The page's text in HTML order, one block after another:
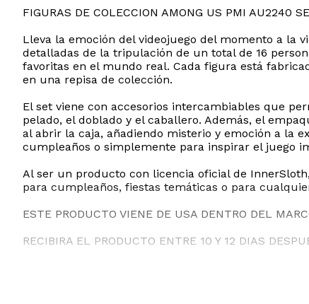
FIGURAS DE COLECCION AMONG US PMI AU2240
Lleva la emoción del videojuego del momento a la
detalladas de la tripulación de un total de 16
favoritas en el mundo real. Cada figura está
en una repisa de colección.
El set viene con accesorios intercambiables que
pelado, el doblado y el caballero. Además, el
al abrir la caja, añadiendo misterio y emoción a la
cumpleaños o simplemente para inspirar el juego
Al ser un producto con licencia oficial de
para cumpleaños, fiestas temáticas o para
ESTE PRODUCTO VIENE DE USA DENTRO DEL
RECIBIRA EL PRODUCTO ENTRE 10 Y 12 DIAS